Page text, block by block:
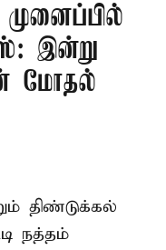
முனைப்பில்
இன்று
மோதல்
திண்டுக்கல்
நத்தம்